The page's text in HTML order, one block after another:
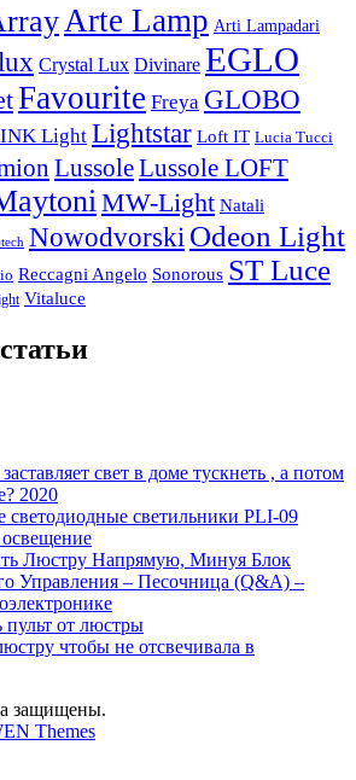
Arte Lamp Arti Lampadari
Crystal Lux Divinare EGLO
Favourite Freya GLOBO
Light Lightstar Loft IT Lucia Tucci
LussoleLussole LOFT
MW-Light Natali
Nowodvorski Odeon Light
Reccagni Angelo Sonorous ST Luce
Vitaluce
свет в доме тускнеть , а потом
2020
светодиодные светильники PLI-09
Люстру Напрямую, Минуя Блок
Управления – Песочница (Q&A) –
от люстры
чтобы не отсвечивала в
защищены.
Themes